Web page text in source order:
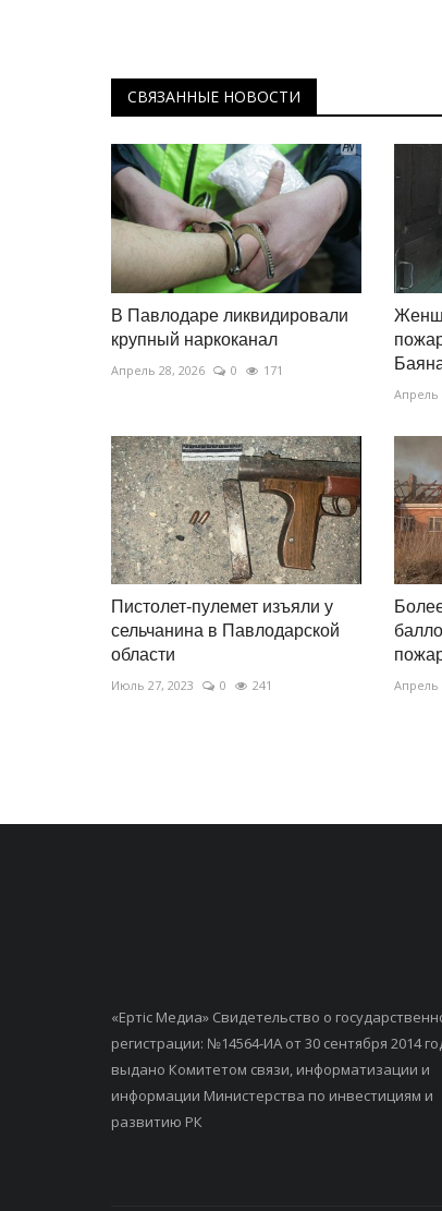
СВЯЗАННЫЕ НОВОСТИ
В Павлодаре ликвидировали
крупный наркоканал
Апрель 28, 2026 0 171
Апрель
Пистолет-пулемет изъяли у
сельчанина в Павлодарской
области
Июль 27, 2023 0 241 Апрель
«Ертiс Медиа» Свидетельство о
регистрации: №14564-ИА от 30 сентября 2014
выдано Комитетом связи, информатизации и
информации Министерства по инвестициям и
развитию РК